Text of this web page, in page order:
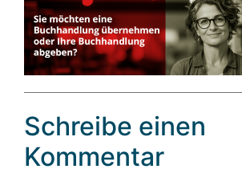
Schreibe einen
Kommentar